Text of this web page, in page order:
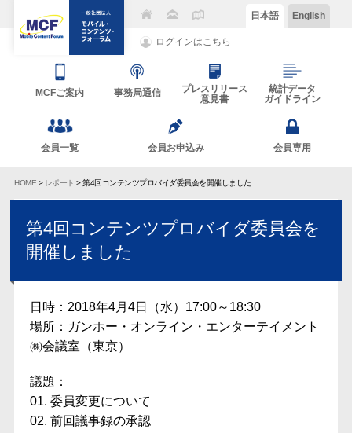
ログインはこちら
日本語 English
MCFご案内 事務局通信
プレスリリース
意見書
統計データ
ガイドライン
会員一覧 会員お申込み 会員専用
HOME > レポート > 第4回コンテンツプロバイダ委員会を開催しました
第4回コンテンツプロバイダ委員会を
開催しました
日時：2018年4月4日（水）17:00～18:30
場所：ガンホー・オンライン・エンターテイメント
㈱会議室（東京）
議題：
01. 委員変更について
02. 前回議事録の承認